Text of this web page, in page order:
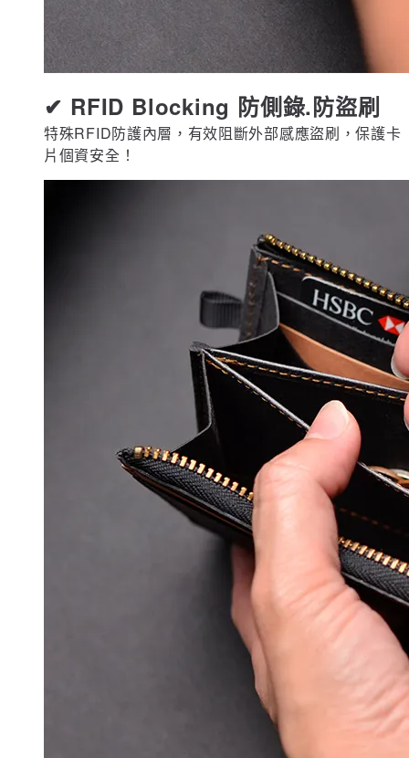
✔ RFID Blocking 防側錄.防盜刷
特殊RFID防護內層，有效阻斷外部感應盜刷，保護卡
片個資安全！